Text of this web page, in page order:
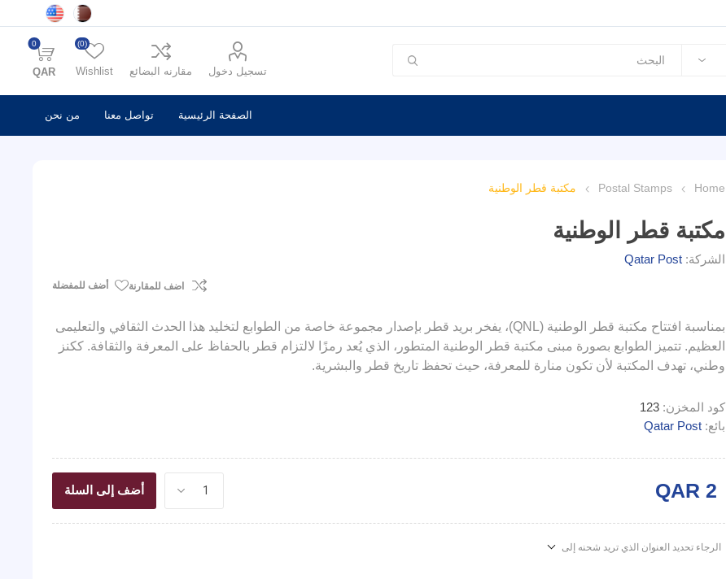
تسجيل دخول مقارنه البضائع Wishlist
(0)
0
QAR
الصفحة الرئيسية تواصل معنا من نحن
Home
Postal Stamps مكتبة قطر الوطنية
مكتبة قطر الوطنية
الشركة: Qatar Post
اضف للمقارنة أضف للمفضلة
بمناسبة افتتاح مكتبة قطر الوطنية (QNL)، يفخر بريد قطر بإصدار مجموعة خاصة من الطوابع لتخليد هذا الحدث الثقافي والتعليمى
العظيم. تتميز الطوابع بصورة مبنى مكتبة قطر الوطنية المتطور، الذي يُعد رمزًا لالتزام قطر بالحفاظ على المعرفة والثقافة. ككنز
وطني، تهدف المكتبة لأن تكون منارة للمعرفة، حيث تحفظ تاريخ قطر والبشرية.
كود المخزن: 123
بائع: Qatar Post
QAR 2 أضف إلى السلة
الرجاء تحديد العنوان الذي تريد شحنه إلى